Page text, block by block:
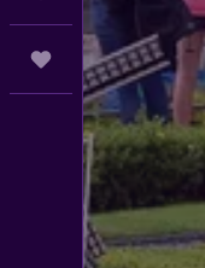
Reisid